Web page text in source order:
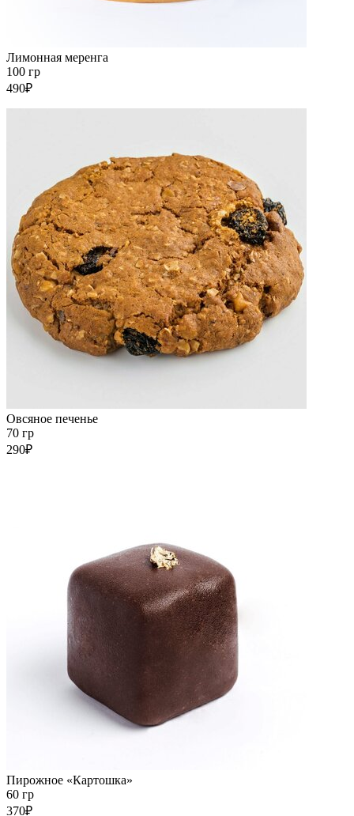
Лимонная меренга
100 гр
490₽
Овсяное печенье
70 гр
290₽
Пирожное «Картошка»
60 гр
370₽